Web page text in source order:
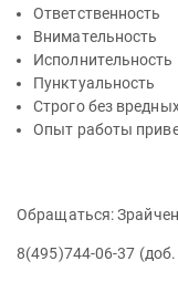
Ответственность
Внимательность
Исполнительность
Пунктуальность
Строго без
Опыт работы
Обращаться:
8(495)744-06-37